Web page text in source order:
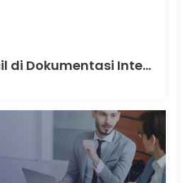
Kesalahan Kecil di Dokumentasi Internal yang Memicu Masalah Besar saat Pemeriksaan Pasca-Coretax